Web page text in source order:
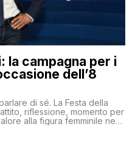
la campagna per i
dell’8
di sé. La Festa della
riflessione, momento per
alla figura femminile nella
un messaggio “forte e